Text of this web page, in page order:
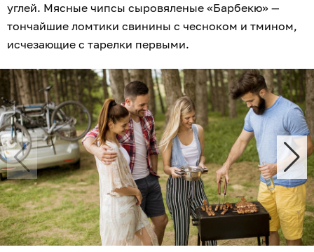
углей. Мясные чипсы сыровяленые «Барбекю» —
тончайшие ломтики свинины с чесноком и тмином,
исчезающие с тарелки первыми.